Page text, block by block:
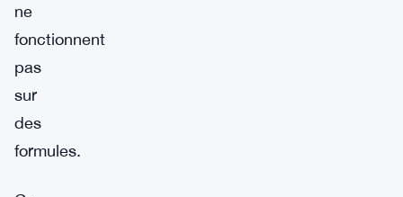
ne
fonctionnent
pas
sur
des
formules.